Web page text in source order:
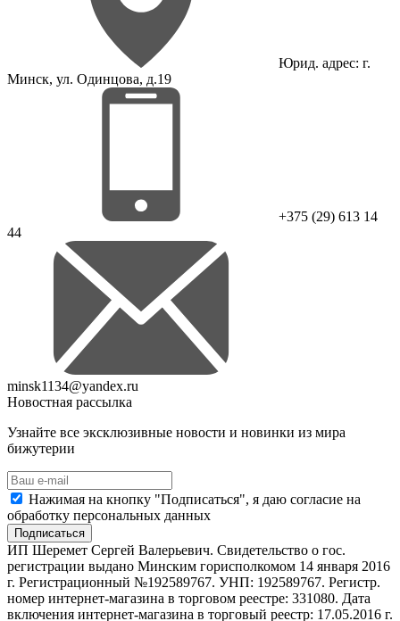
Юрид. адрес: г.
Минск, ул. Одинцова, д.19
+375 (29) 613 14
44
minsk1134@yandex.ru
Новостная рассылка
Узнайте все эксклюзивные новости и новинки из мира
бижутерии
Нажимая на кнопку "Подписаться", я даю согласие на
обработку персональных данных
Подписаться
ИП Шеремет Сергей Валерьевич. Свидетельство о гос.
регистрации выдано Минским горисполкомом 14 января 2016
г. Регистрационный №192589767. УНП: 192589767. Регистр.
номер интернет-магазина в торговом реестре: 331080. Дата
включения интернет-магазина в торговый реестр: 17.05.2016 г.